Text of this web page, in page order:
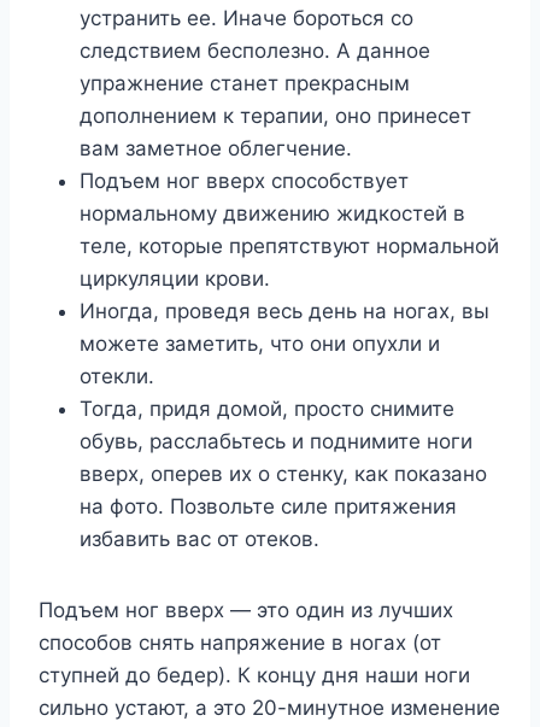
устранить ее. Иначе бороться со
следствием бесполезно. А данное
упражнение станет прекрасным
дополнением к терапии, оно принесет
вам заметное облегчение.
Подъем ног вверх способствует
нормальному движению жидкостей в
теле, которые препятствуют нормальной
циркуляции крови.
Иногда, проведя весь день на ногах, вы
можете заметить, что они опухли и
отекли.
Тогда, придя домой, просто снимите
обувь, расслабьтесь и поднимите ноги
вверх, оперев их о стенку, как показано
на фото. Позвольте силе притяжения
избавить вас от отеков.
Подъем ног вверх — это один из лучших
способов снять напряжение в ногах (от
ступней до бедер). К концу дня наши ноги
сильно устают, а это 20-минутное изменение